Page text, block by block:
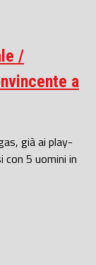
/
a
già ai play-
con 5 uomini in